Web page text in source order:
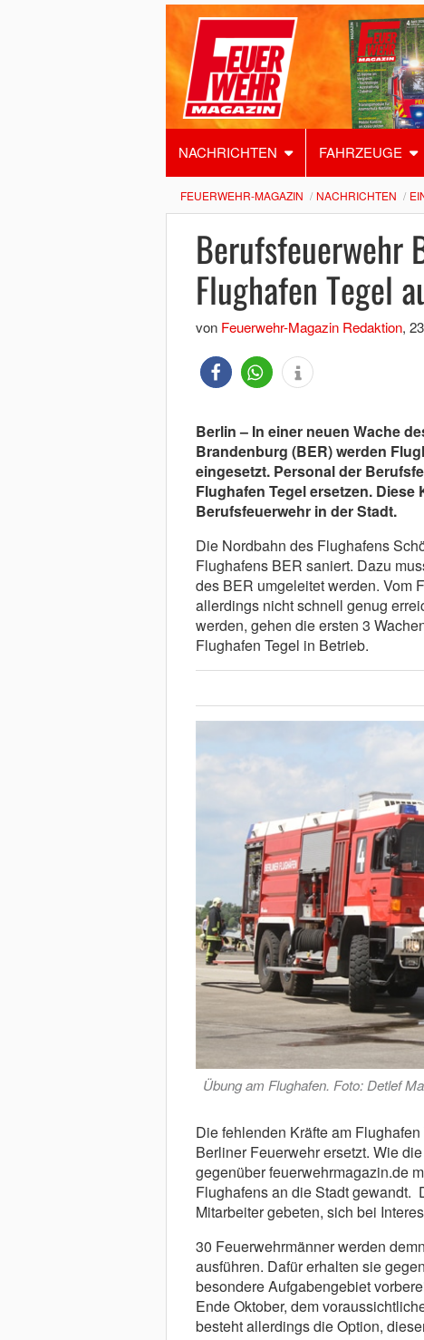
NACHRICHTEN FAHRZEUGE
FEUERWEHR-MAGAZIN NACHRICHTEN
Berufsfeuerwehr
Flughafen Tegel
von Feuerwehr-Magazin Redaktion,
Berlin – In einer neuen Wache
Brandenburg (BER) werden
eingesetzt. Personal der
Flughafen Tegel ersetzen.
Berufsfeuerwehr in der Stadt.
Die Nordbahn des Flughafens
Flughafens BER saniert. Dazu
des BER umgeleitet werden. Vom
allerdings nicht schnell genug
werden, gehen die ersten 3
Flughafen Tegel in Betrieb.
Übung am Flughafen. Foto: Detlef
Die fehlenden Kräfte am
Berliner Feuerwehr ersetzt. Wie
gegenüber feuerwehrmagazin.de
Flughafens an die Stadt gewandt.
Mitarbeiter gebeten, sich bei
30 Feuerwehrmänner werden
ausführen. Dafür erhalten sie
besondere Aufgabengebiet
Ende Oktober, dem
besteht allerdings die Option,